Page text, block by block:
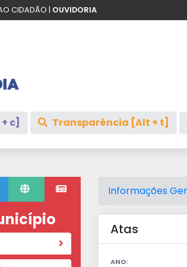
CIDADÃO | OUVIDORIA
c] Transparência [Alt + t]
Informações
Atas
ANO: